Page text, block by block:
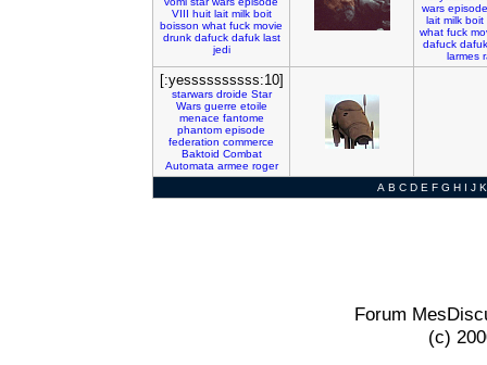
VIII huit lait milk boit
boisson what fuck movie
drunk dafuck dafuk last
jedi
wars episode
lait milk boit
what fuck
dafuck dafuk
larmes
[:yessssssssss:10]
starwars droide Star
Wars guerre etoile
menace fantome
phantom episode
federation commerce
Baktoid Combat
Automata armee roger
A B C D E F G H I J K
Forum
(c)